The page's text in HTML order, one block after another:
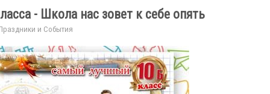
- Школа нас зовет к себе опять
и События